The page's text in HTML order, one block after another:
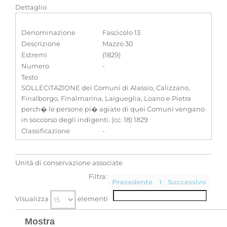
Dettaglio
Denominazione
Fascicolo 13
Descrizione
Mazzo 30
Estremi
(1829)
Numero
-
Testo
SOLLECITAZIONE dei Comuni di Alassio, Calizzano,
Finalborgo, Finalmarina, Laigueglia, Loano e Pietra
perch� le persone pi� agiate di quei Comuni vengano
in soccorso degli indigenti. (cc. 18) 1829
Classificazione
-
Unità di conservazione associate
Precedente 1 Successivo
Visualizza elementi
Filtra:
Mostra